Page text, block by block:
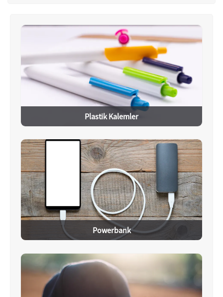
Plastik Kalemler
Powerbank